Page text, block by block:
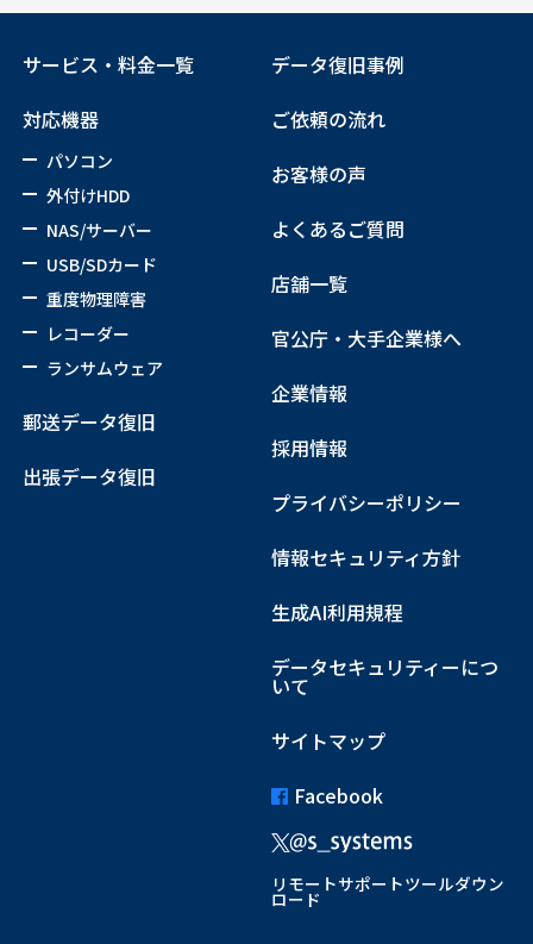
サービス・料金一覧
対応機器
パソコン
外付けHDD
NAS/サーバー
USB/SDカード
重度物理障害
レコーダー
ランサムウェア
郵送データ復旧
出張データ復旧
データ復旧事例
ご依頼の流れ
お客様の声
よくあるご質問
店舗一覧
官公庁・大手企業様へ
企業情報
採用情報
プライバシーポリシー
情報セキュリティ方針
生成AI利用規程
データセキュリティーにつ
いて
サイトマップ
Facebook
リモートサポートツールダウン
ロード